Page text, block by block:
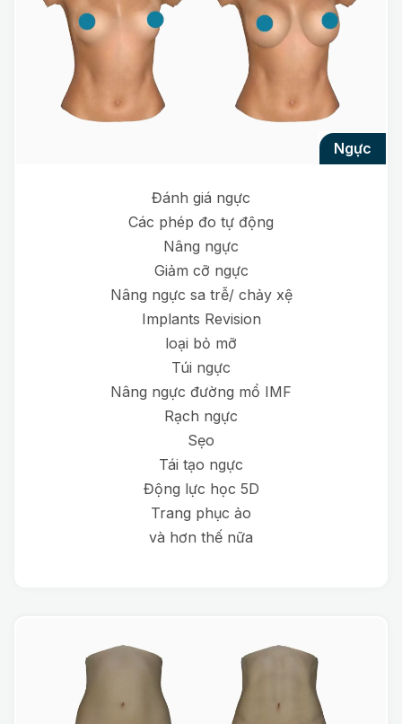
ngực
Đánh giá ngực
Các phép đo tự động
Nâng ngực
Giảm cỡ ngực
Nâng ngực sa trễ/ chảy xệ
Implants Revision
loại bỏ mỡ
Túi ngực
Nâng ngực đường mổ IMF
Rạch ngực
Sẹo
Tái tạo ngực
Động lực học 5D
Trang phục ảo
và hơn thế nữa